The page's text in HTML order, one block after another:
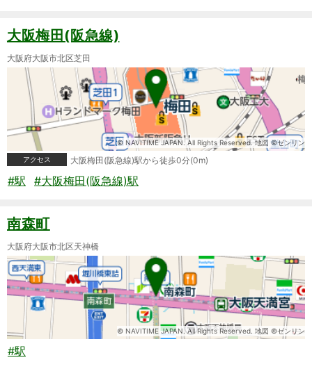
大阪梅田(阪急線)
大阪府大阪市北区芝田
© NAVITIME JAPAN. All Rights Reserved. 地図 ©ゼンリン
アクセス
大阪梅田(阪急線)駅から徒歩0分(0m)
#駅 #大阪梅田(阪急線)駅
南森町
大阪府大阪市北区天神橋
© NAVITIME JAPAN. All Rights Reserved. 地図 ©ゼンリン
#駅